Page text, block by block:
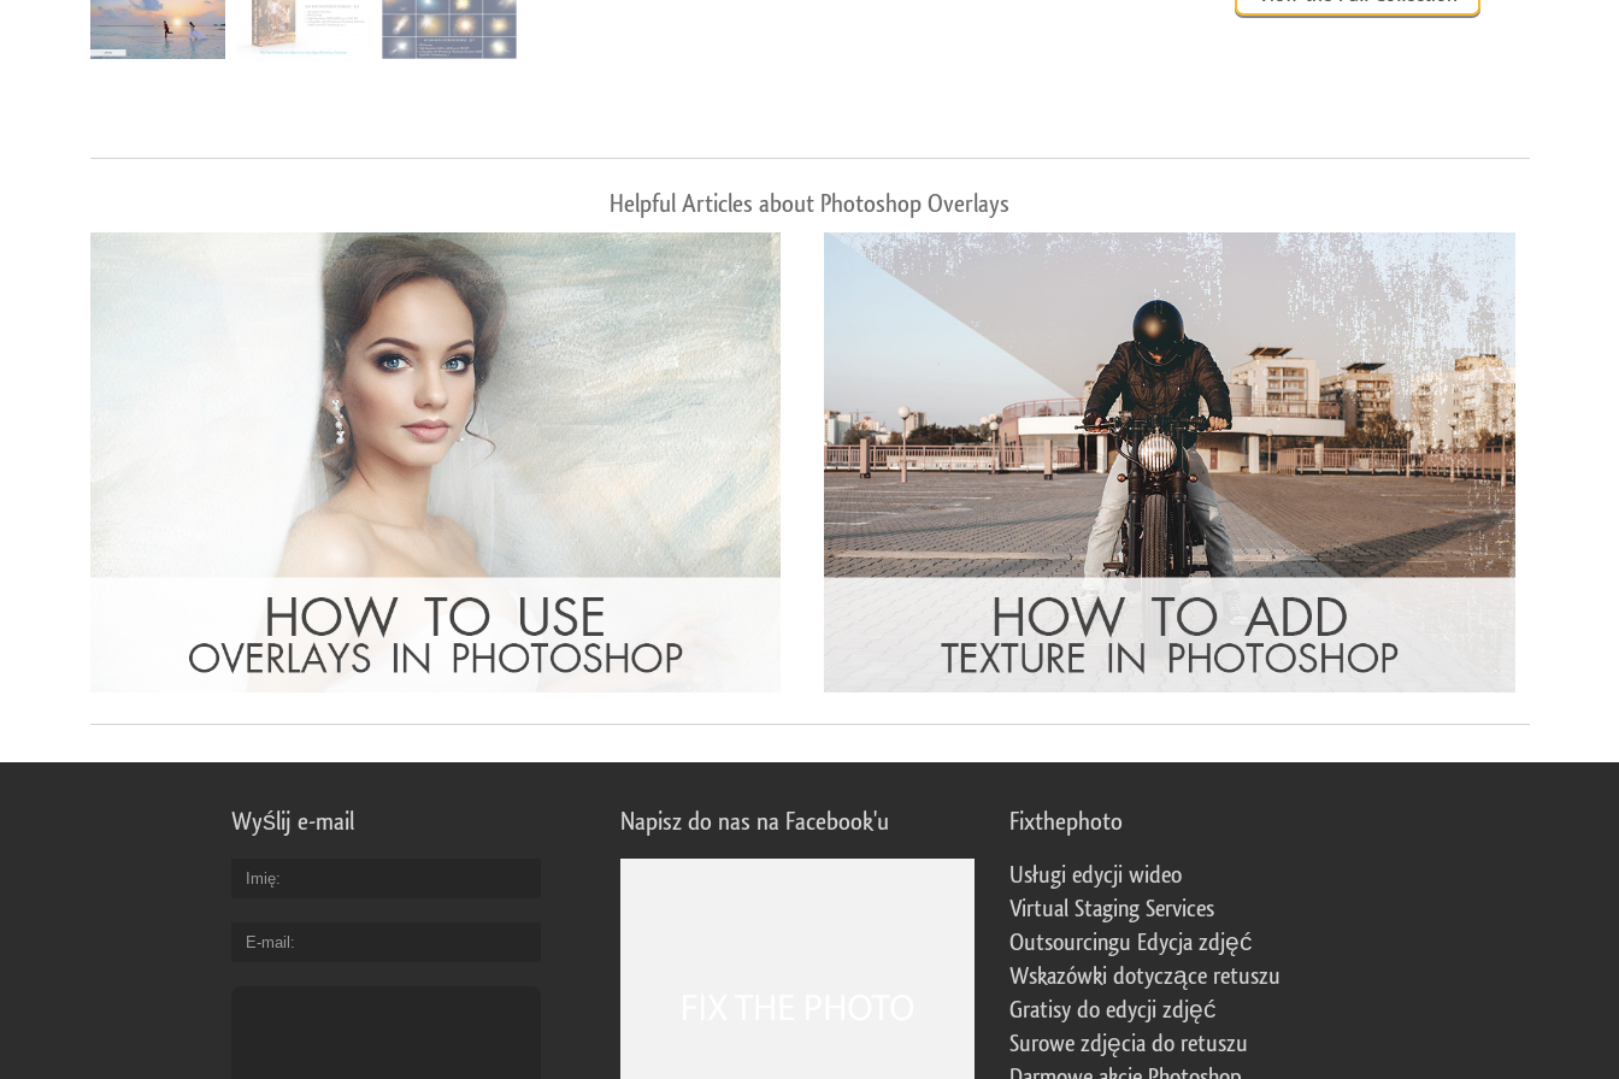
Helpful Articles about Photoshop Overlays
Wyślij e-mail
Imię
E-mail
Napisz do nas na Facebook'u Fixthephoto
Usługi edycji wideo
Virtual Staging Services
Outsourcingu Edycja zdjęć
Wskazówki dotyczące retuszu
Gratisy do edycji zdjęć
Surowe zdjęcia do retuszu